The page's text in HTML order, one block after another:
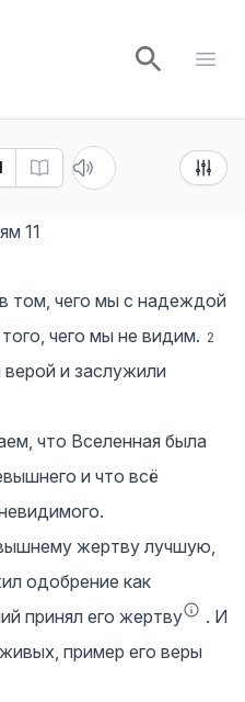
11
том, чего мы с надеждой
чего мы не видим. 2
и заслужили
что Вселенная была
и что всё
жертву лучшую,
одобрение как
принял его жертву
. И
пример его веры